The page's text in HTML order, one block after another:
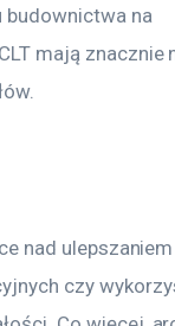
budownictwa na
mają znacznie
nad
czy